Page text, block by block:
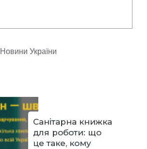
Новини України
Санітарна книжка
для роботи: що
це таке, кому